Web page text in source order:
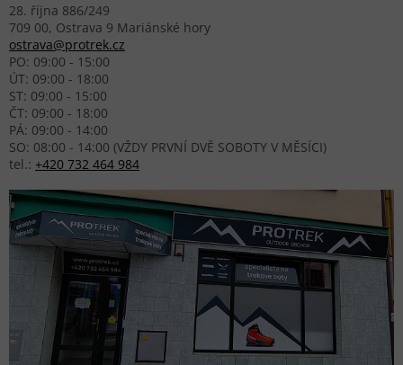
28. října 886/249
709 00, Ostrava 9 Mariánské hory
ostrava@protrek.cz
PO: 09:00 - 15:00
ÚT: 09:00 - 18:00
ST: 09:00 - 15:00
ČT: 09:00 - 18:00
PÁ: 09:00 - 14:00
SO: 08:00 - 14:00 (VŽDY PRVNÍ DVĚ SOBOTY V MĚSÍCI)
tel.: +420 732 464 984